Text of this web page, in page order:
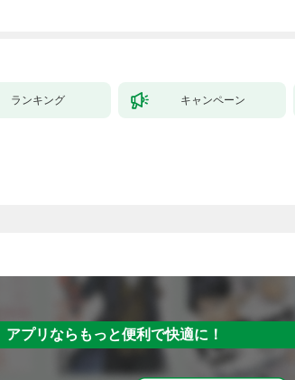
ランキング キャンペーン
アプリならもっと便利で快適に！